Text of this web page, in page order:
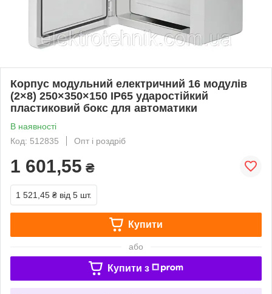
Корпус модульний електричний 16 модулів
(2×8) 250×350×150 IP65 ударостійкий
пластиковий бокс для автоматики
В наявності
Код: 512835
Опт і роздріб
1 601,55 ₴
1 521,45 ₴ від 5 шт.
Купити
або
Купити з